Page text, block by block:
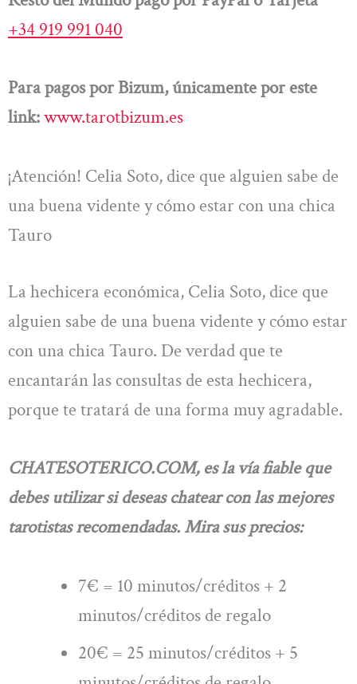
+34 919 991 040
Para pagos por Bizum, únicamente por este
link:www.tarotbizum.es
¡Atención! Celia Soto, dice que alguien sabe de
una buena vidente y cómo estar con una chica
Tauro
La hechicera económica, Celia Soto, dice que
alguien sabe de una buena vidente y cómo estar
con una chica Tauro. De verdad que te
encantarán las consultas de esta hechicera,
porque te tratará de una forma muy agradable.
CHATESOTERICO.COM, es la vía fiable que
debes utilizar si deseas chatear con las mejores
tarotistas recomendadas. Mira sus precios:
7€ = 10 minutos/créditos + 2
minutos/créditos de regalo
20€ = 25 minutos/créditos + 5